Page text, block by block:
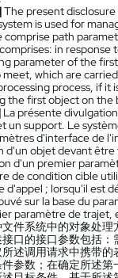
The present
is used for
comprise path
in response
parameter of the
meet, which are
process, if it
the first object on
La présente
un support. Le
d'interface de
d'un objet devant
d'un premier
de condition cible
d'appel ; lorsqu'il est
sur la base du
paramètre de
件系统中的对象处
口的接口参数包括
述调用请求中携带
参数；在确定所述